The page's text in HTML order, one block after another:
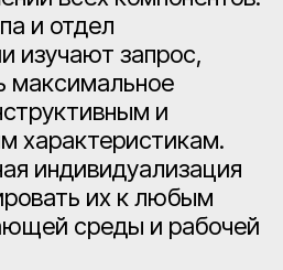
и отдел
изучают запрос,
максимальное
и
характеристикам.
индивидуализация
их к любым
среды и рабочей